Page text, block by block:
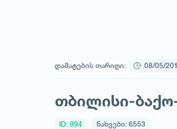
დამატების თარიღი: 08/05/
თბილისი-
ID: 994 ნახვები: 6553